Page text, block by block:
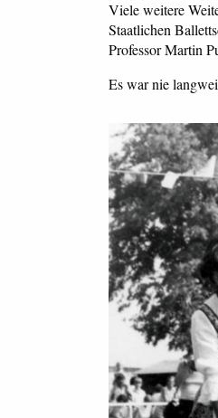
Viele weitere
Staatlichen
Professor Martin
Es war nie